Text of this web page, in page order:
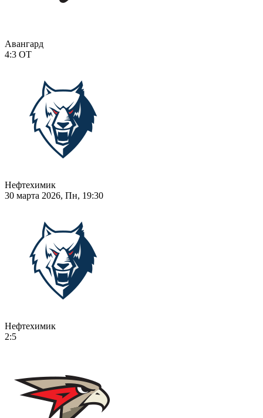
Авангард
4:3 ОТ
Нефтехимик
30 марта 2026, Пн, 19:30
Нефтехимик
2:5